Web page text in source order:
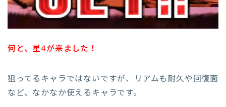
何と、星4が来ました！
狙ってるキャラではないですが、リアムも耐久や回復面
など、なかなか使えるキャラです。